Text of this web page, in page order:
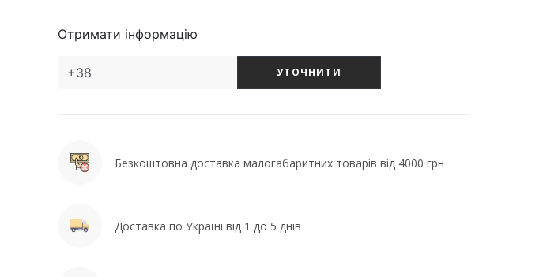
Отримати інформацію
УТОЧНИТИ
Безкоштовна доставка малогабаритних товарів від 4000 грн
Доставка по Україні від 1 до 5 днів